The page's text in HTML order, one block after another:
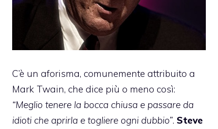
C’è un aforisma, comunemente attribuito a
Mark Twain, che dice più o meno così:
“Meglio tenere la bocca chiusa e passare da
idioti che aprirla e togliere ogni dubbio”. Steve